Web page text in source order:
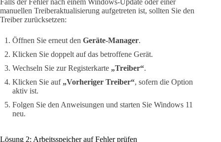
manuellen Treiberaktualisierung aufgetreten ist, sollten Sie den
Treiber zurücksetzen:
Öffnen Sie erneut den Geräte-Manager.
Klicken Sie doppelt auf das betroffene Gerät.
Wechseln Sie zur Registerkarte „Treiber“.
Klicken Sie auf „Vorheriger Treiber“, sofern die Option
aktiv ist.
Folgen Sie den Anweisungen und starten Sie Windows 11
neu.
Lösung 2: Arbeitsspeicher auf Fehler prüfen